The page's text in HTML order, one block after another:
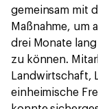
gemeinsam mit
Maßnahme, um
drei Monate
zu können.
Landwirtschaft,
einheimische